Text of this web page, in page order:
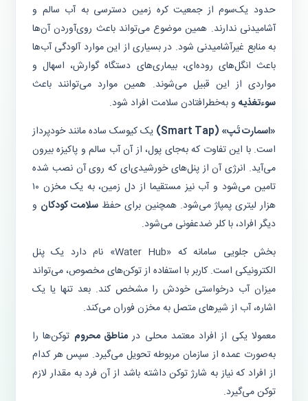
حدود یک‌سوم از جمعیت کره زمین دسترسی به آب سالم و
آشامیدنی ندارند. همین موضوع می‌تواند باعث روی‌آوردن آن‌ها
به منابع غیرآشامیدنی شود. در بسیاری از این موارد آلودگی آب‌ها
باعث انگل‌‌های روده‌ای، بیماری‌های دستگاه گوارش، اسهال و
مواردی از این‌ قبیل می‌‌شوند. همین موارد می‌توانند باعث
سوءتغذیه و به‌خطرافتادن سلامت افراد شود.
«اسمارت تَپ» (Smart Tap)
یک کیوسک ساده مانند خودپرداز
است. با این تفاوت که به‌جای پول، از آن آب سالم و پاکیزه بیرون
می‌آید. انرژی آن از پنل‌های خورشیدی‌ای که روی آن نصب شده
تامین می‌شود و آب نیز مستقیما از دل زمین، به یک مخزن ۱۰
هزار لیتری پمپاژ می‌شود. همچنین برای حفظ سلامت کودکان و
دیگر افراد، با کلر ضدعفونی می‌شود.
بخش جلویی سامانه که «Water Hub» نام دارد یک پنل
الکترونیکی است. کاربر با استفاده از توکن‌های مخصوص، می‌تواند
میزان آب درخواستی خودش را مشخص کند. بعد تنها یا یک
اشاره، آب از شیرهای متصل به مخزن فوران می‌کند.
معمولا یکی از افراد معتمد محلی درمناطق محروم توکن‌ها را
به‌صورت عمده از سازمان مربوطه تحویل می‌گیرد. سپس هر کدام
از افراد که نیاز به شارژ توکن داشته باشد از آن فرد به مقدار لازم
توکن می‌گیرد.